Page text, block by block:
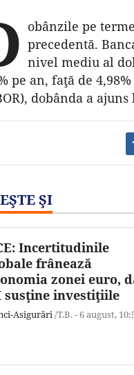
obânzile pe
precedentă.
nivel mediu al
pe an, faţă de
dobânda a
ŞI
Incertitudinile
frânează
zonei euro,
susţine investiţiile
Asigurări /T.B. -6 august,